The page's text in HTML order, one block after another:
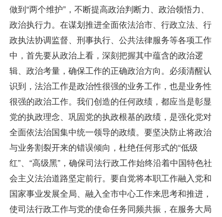
做到“两个维护”，不断提高政治判断力、政治领悟力、
政治执行力。在谋划推进全面依法治市、行政立法、行
政执法协调监督、刑事执行、公共法律服务等各项工作
中，首先要从政治上看，深刻把握其中蕴含的政治逻
辑、政治考量，确保工作的正确政治方向。必须清醒认
识到，法治工作是政治性很强的业务工作，也是业务性
很强的政治工作。我们创造的任何政绩，都应当是彰显
党的执政理念、巩固党的执政根基的政绩，是强化党对
全面依法治国集中统一领导的政绩。要坚决防止将政治
与业务割裂开来的错误倾向，杜绝任何形式的“低级
红”、“高级黑”，确保司法行政工作始终沿着中国特色社
会主义法治道路坚定前行。要自觉将本职工作融入党和
国家事业发展全局、融入全市中心工作来思考和推进，
使司法行政工作与党的使命任务同频共振，在服务大局